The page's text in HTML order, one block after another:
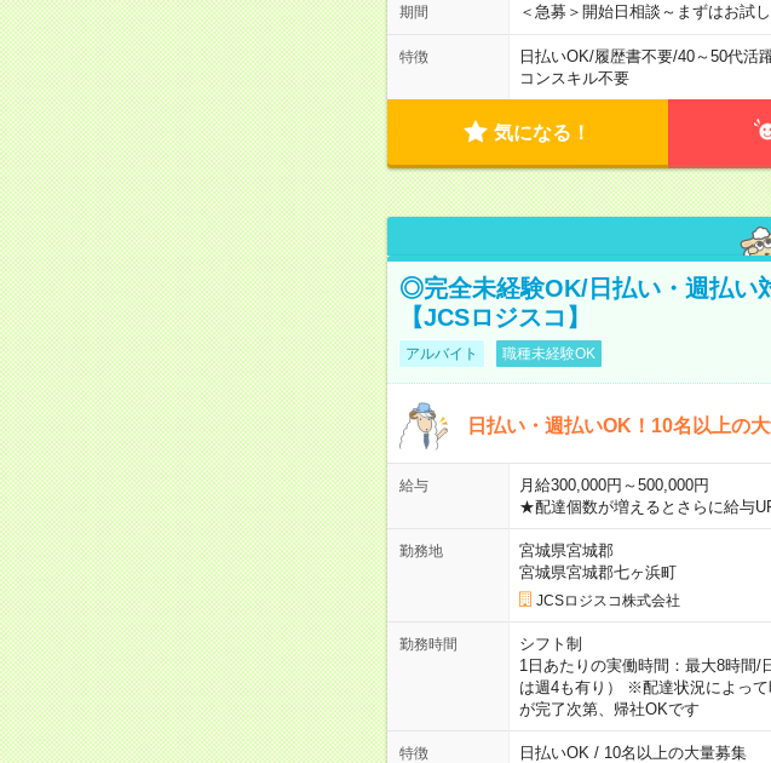
期間 ＜急募＞開始日相談～まずはお試
特徴 日払いOK/履歴書不要/40～50代活
コンスキル不要
気になる！
◎完全未経験OK/日払い・週払い
【JCSロジスコ】
アルバイト 職種未経験OK
日払い・週払いOK！10名以上の
給与
月給300,000円～500,000円
★配達個数が増えるとさらに給与
勤務地
宮城県宮城郡
宮城県宮城郡七ヶ浜町
JCSロジスコ株式会社
勤務時間
シフト制
1日あたりの実働時間：最大8時間
は週4も有り） ※配達状況によっ
が完了次第、帰社OKです
特徴 日払いOK / 10名以上の大量募集